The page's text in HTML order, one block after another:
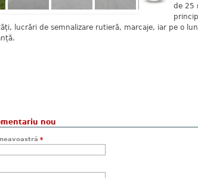
de 25
lucrări de semnalizare rutieră, marcaje, iar pe o
nou
*